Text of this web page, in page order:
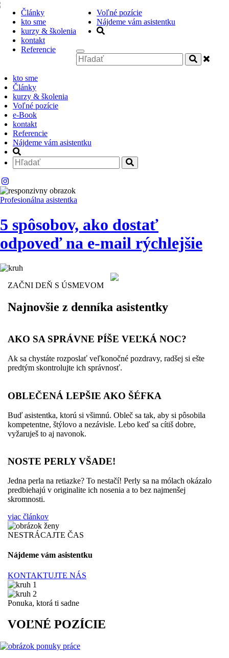
Články
kto sme
kurzy & školenia
kontakt
Referencie
Voľné pozície
Nájdeme vám asistentku
kto sme
Články
kurzy & školenia
Voľné pozície
e-Book
kontakt
Referencie
Nájdeme vám asistentku
Profesionálna asistentka
5 spôsobov, ako dostať
odpoveď na e-mail rýchlejšie
ZAČNI DEŇ S ÚSMEVOM
Najnovšie z denníka asistentky
AKO SA SPRÁVNE PÍŠE VEĽKÁ NOC?
Ak sa chystáte rozposlať veľkonočné pozdravy, radšej si ešte
predtým skontrolujte ich správnosť.
OBLEČENÁ LEPŠIE AKO ŠÉFKA
Buď asistentka, ktorú si všimnú. Obleč sa tak, aby si pôsobila
kompetentne, štýlovo a nezávisle. Lebo keď sa cítiš dobre,
vyžaruješ to aj navonok.
NOSTE PERLY VŠADE!
Jedna perla na retiazke? To nestačí! Perly sa na mólach okázalo
predbiehajú v originalite ich nosenia a to bez najmenšej
skromnosti.
viac článkov
NESTRÁCAJTE ČAS
Nájdeme vám asistentku
KONTAKTUJTE NÁS
Ponuka, ktorá ti sadne
VOĽNÉ POZÍCIE